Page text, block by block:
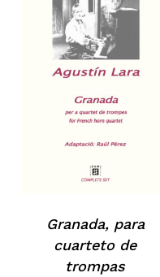
Granada, para
cuarteto de
trompas